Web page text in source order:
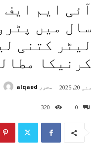
آئی ایم
سال میں
لیٹر کتنی
کرنیکا
0
320
مئی 20, 2025 محرر alqaed